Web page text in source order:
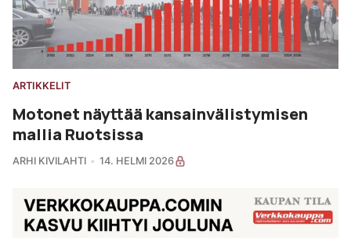
ARTIKKELIT
Motonet näyttää kansainvälistymisen
mallia Ruotsissa
ARHI KIVILAHTI 14. HELMI 2026